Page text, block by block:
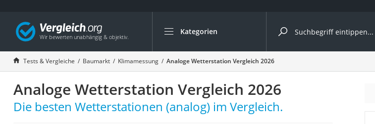
Kategorien
Die beliebtesten Vergleiche nach Kategorie
Baumarkt
Tresor feuerfest
Makita-Akku-Rasenmäher
Kappsäge
Smartes Türschloss
Tests & Vergleiche Baumarkt Klimamessung Analoge Wetterstation Vergleich 2026
Analoge Wetterstation Vergleich 2026
Die besten Wetterstationen (analog) im Vergleich.